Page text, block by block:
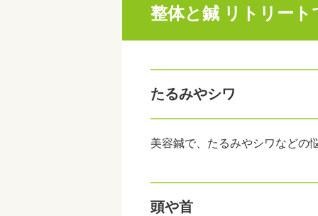
整体と鍼 リトリー
たるみやシワ
美容鍼で、たるみやシワなどの
頭や首